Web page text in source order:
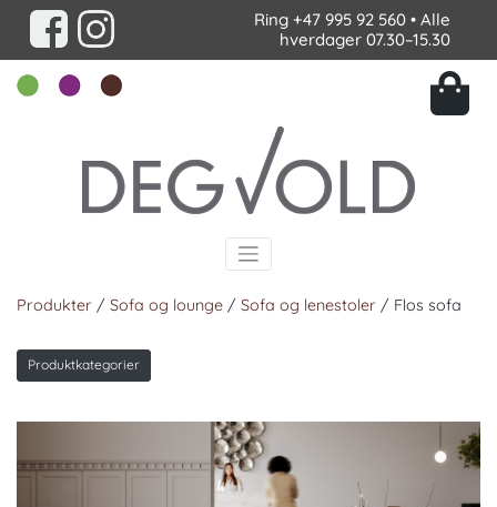
Ring +47 995 92 560 • Alle
hverdager 07.30–15.30
Produkter / Sofa og lounge / Sofa og lenestoler / Flos sofa
Produktkategorier